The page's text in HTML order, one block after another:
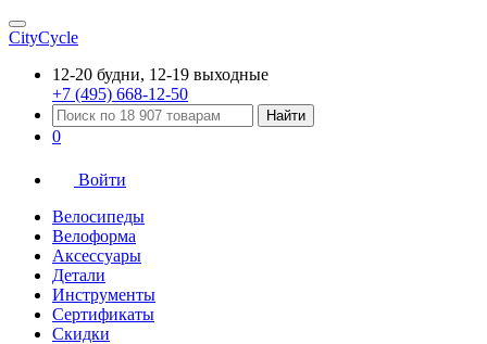
CityCycle
12-20 будни, 12-19 выходные
+7 (495) 668-12-50
Найти
0
Войти
Велосипеды
Велоформа
Аксессуары
Детали
Инструменты
Сертификаты
Скидки